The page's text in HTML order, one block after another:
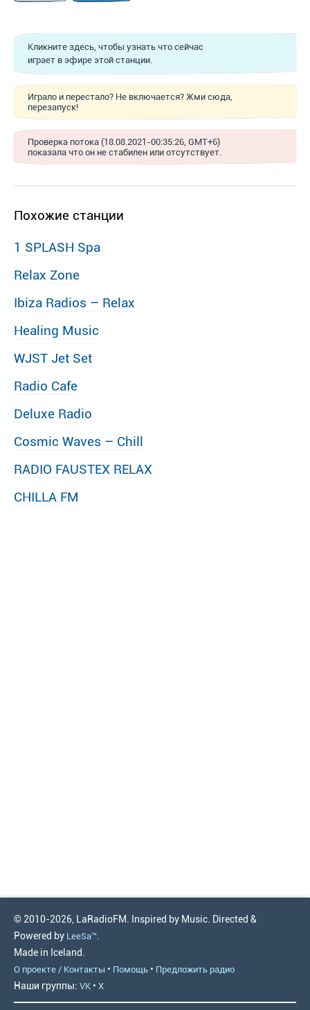
Кликните здесь, чтобы узнать что сейчас
играет в эфире этой станции.
Играло и перестало? Не включается? Жми сюда,
перезапуск!
Проверка потока (18.08.2021-00:35:26, GMT+6)
показала что он не стабилен или отсутствует.
Похожие станции
1 SPLASH Spa
Relax Zone
Ibiza Radios – Relax
Healing Music
WJST Jet Set
Radio Cafe
Deluxe Radio
Cosmic Waves – Chill
RADIO FAUSTEX RELAX
CHILLA FM
© 2010-2026, LaRadioFM. Inspired by Music. Directed &
Powered by LeeSa™.
Made in Iceland.
О проекте / Контакты • Помощь • Предложить радио
Наши группы: VK • X